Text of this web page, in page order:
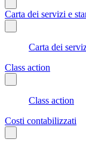
Carta dei servizi e
Carta dei
Class action
Class action
Costi contabilizzati